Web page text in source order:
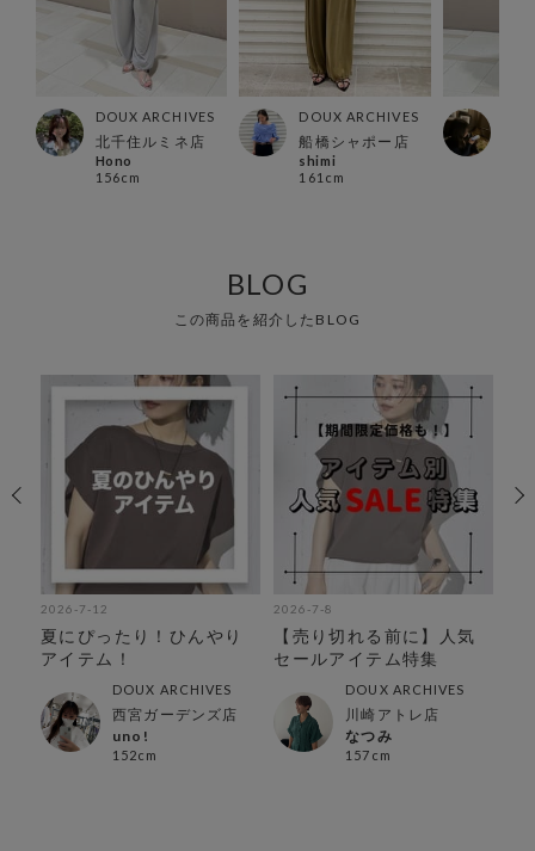
DOUX ARCHIVES
北千住ルミネ店
Hono
156cm
DOUX ARCHIVES
船橋シャポー店
shimi
161cm
BLOG
この商品を紹介したBLOG
2026-7-12
夏にぴったり！ひんやり
アイテム！
DOUX ARCHIVES
西宮ガーデンズ店
uno!
152cm
2026-7-8
【売り切れる前に】人気
セールアイテム特集
DOUX ARCHIVES
川崎アトレ店
なつみ
157cm